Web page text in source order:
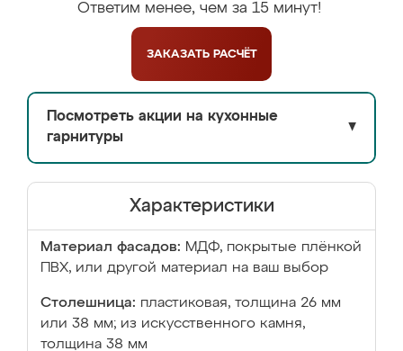
Ответим менее, чем за 15 минут!
ЗАКАЗАТЬ РАСЧЁТ
Посмотреть акции на кухонные
гарнитуры
▼
Характеристики
Материал фасадов: МДФ, покрытые плёнкой
ПВХ, или другой материал на ваш выбор
Столешница: пластиковая, толщина 26 мм
или 38 мм; из искусственного камня,
толщина 38 мм